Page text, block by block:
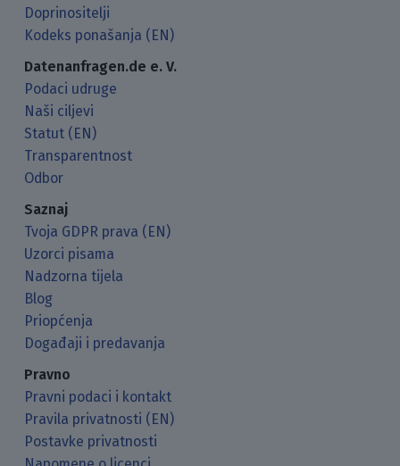
Doprinositelji
Kodeks ponašanja (EN)
Datenanfragen.de e. V.
Podaci udruge
Naši ciljevi
Statut (EN)
Transparentnost
Odbor
Saznaj
Tvoja GDPR prava (EN)
Uzorci pisama
Nadzorna tijela
Blog
Priopćenja
Događaji i predavanja
Pravno
Pravni podaci i kontakt
Pravila privatnosti (EN)
Postavke privatnosti